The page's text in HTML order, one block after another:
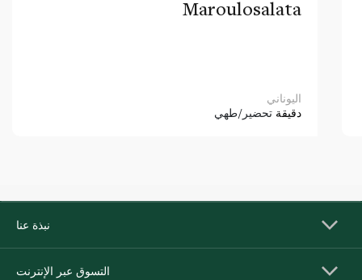
Maroulosalata
اليوناني
دقيقة تحضير/طهي
نبذة عنا
التسوق عبر الإنترنت